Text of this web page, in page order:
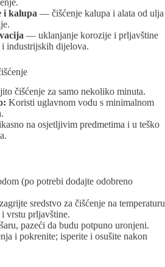
i kalupa — čišćenje kalupa i alata od ulja
— uklanjanje korozije i prljavštine
i industrijskih dijelova.
čišćenje za samo nekoliko minuta.
Koristi uglavnom vodu s minimalnom
na osjetljivim predmetima i u teško
(po potrebi dodajte odobreno
sredstvo za čišćenje na temperaturu
vrstu prljavštine.
pazeći da budu potpuno uronjeni.
i pokrenite; isperite i osušite nakon